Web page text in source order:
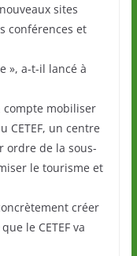
sites
conférences et
», a-t-il lancé à
compte mobiliser
CETEF, un centre
ordre de la sous-
le tourisme et
créer
le CETEF va